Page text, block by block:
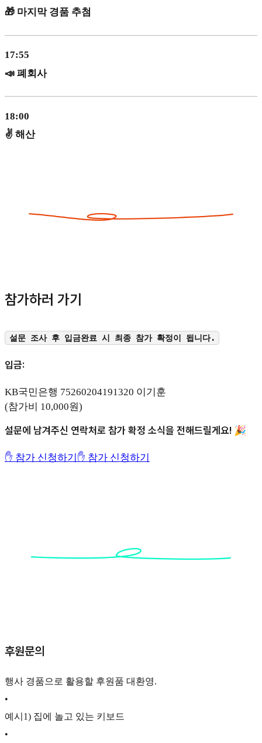
🎁 마지막 경품 추첨
17:55
📣 폐회사
18:00
✌️ 해산
참가하러 가기
설문 조사 후 입금완료 시 최종 참가 확정이 됩니다.
입금:
KB국민은행 75260204191320 이기훈
(참가비 10,000원)
설문에 남겨주신 연락처로 참가 확정 소식을 전해드릴게요! 🎉
✋ 참가 신청하기 ✋ 참가 신청하기
후원문의
행사 경품으로 활용할 후원품 대환영.
•
예시1) 집에 놀고 있는 키보드
•